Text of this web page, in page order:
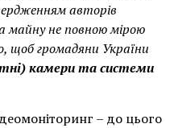
авторів
майну не повною мірою
щоб громадяни України
камери та системи
– до цього